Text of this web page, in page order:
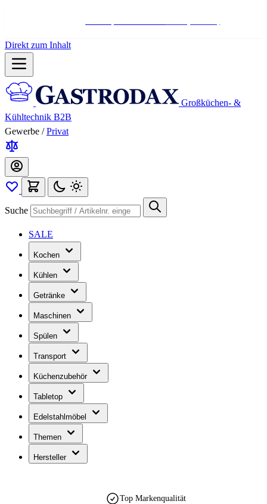
Direkt zum Inhalt
Großküchen- &
Kühltechnik B2B
Gewerbe / Privat
Suche
SALE
Kochen
Kühlen
Getränke
Maschinen
Spülen
Transport
Küchenzubehör
Tabletop
Edelstahlmöbel
Themen
Hersteller
Top Markenqualität